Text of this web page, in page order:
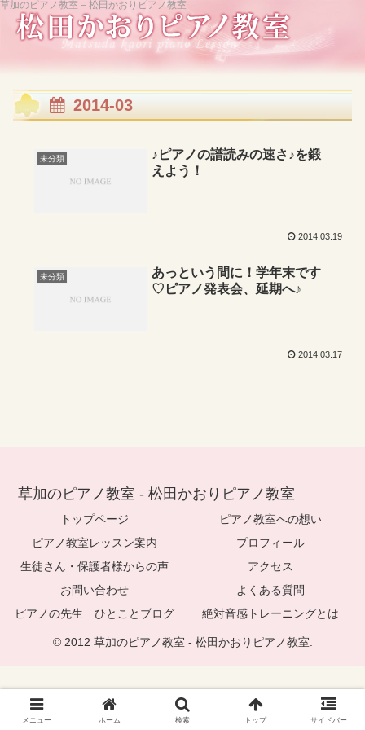
草加のピアノ教室 – 松田かおりピアノ教室
2014-03
未分類
♪ピアノの譜読みの速さ♪を鍛
えよう！
2014.03.19
未分類
あっという間に！学年末です
♡ピアノ発表会、延期へ♪
2014.03.17
草加のピアノ教室 - 松田かおりピアノ教室
トップページ
ピアノ教室への想い
ピアノ教室レッスン案内
プロフィール
生徒さん・保護者様からの声
アクセス
お問い合わせ
よくある質問
ピアノの先生 ひとことブログ
絶対音感トレーニングとは
© 2012 草加のピアノ教室 - 松田かおりピアノ教室.
メニュー ホーム 検索 トップ サイドバー